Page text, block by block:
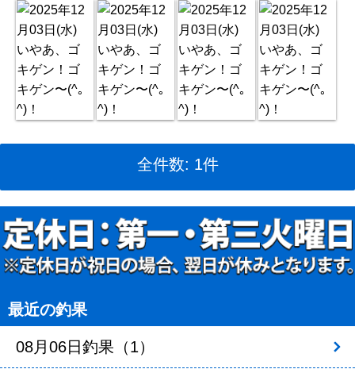
全件数: 1件
最近の釣果
08月06日釣果（1）